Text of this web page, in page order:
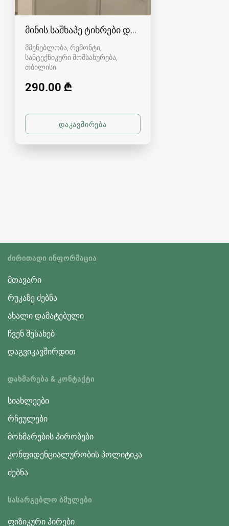
მინის საშხაპე ტიხრები და კაბინები
მშენებლობა, რემონტი,
სანტექნიკური მომსახურება
თბილისი
290.00 ₾
ᲫᲘᲠᲘᲗᲐᲓᲘ ᲘᲜᲤᲝᲠᲛᲐᲪᲘᲐ
მთავარი
რუკაზე ძებნა
ახალი დამატებული
ჩვენ შესახებ
დაგვიკავშირდით
ᲓᲐᲮᲛᲐᲠᲔᲑᲐ & ᲙᲝᲜᲢᲐᲥᲢᲘ
სიახლეები
რჩეულები
მოხმარების პირობები
კონფიდენციალურობის პოლიტიკა
ძებნა
ᲡᲐᲡᲐᲠᲒᲔᲑᲚᲝ ᲑᲛᲣᲚᲔᲑᲘ
ფიზიკური პირები